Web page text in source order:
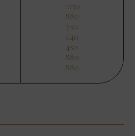
1030
880
750
640
450
880
880